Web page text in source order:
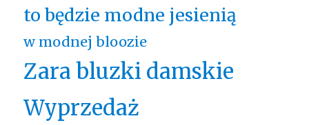
to będzie modne jesienią
w modnej bloozie
Zara bluzki damskie
Wyprzedaż